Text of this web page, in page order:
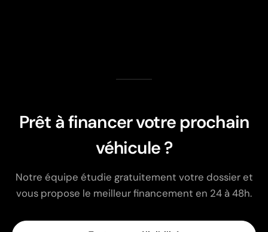
Prêt à financer votre prochain
véhicule ?
Notre équipe étudie gratuitement votre dossier et
vous propose le meilleur financement en 24 à 48h.